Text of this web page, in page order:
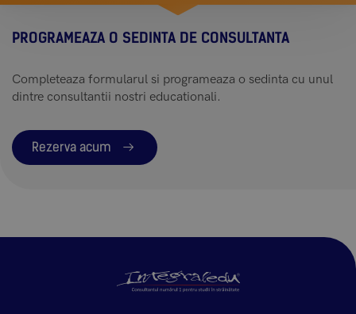
PROGRAMEAZA O SEDINTA DE CONSULTANTA
Completeaza formularul si programeaza o sedinta cu unul
dintre consultantii nostri educationali.
Rezerva acum